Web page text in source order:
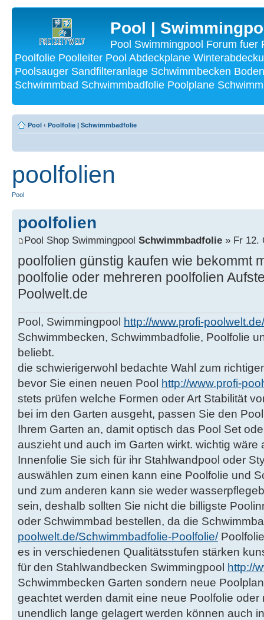
Pool |
Pool Swimmingpool Forum fuer
Poolfolie Poolleiter Pool Abdeckplane
Poolsauger Sandfilteranlage Schwimmbecken
Schwimmbad Schwimmbadfolie Poolplane
Pool ‹ Poolfolie | Schwimmbadfolie
poolfolien
Pool
poolfolien
Pool Shop Swimmingpool Schwimmbadfolie » Fr 12.
poolfolien günstig kaufen wie bekommt
poolfolie oder mehreren poolfolien
Poolwelt.de
Pool, Swimmingpool http://www.profi-
Schwimmbecken, Schwimmbadfolie, Poolfolie
beliebt.
die schwierigerwohl bedachte Wahl zum
bevor Sie einen neuen Pool http://www.profi-
stets prüfen welche Formen oder Art Stabilität
bei im den Garten ausgeht, passen Sie den
Ihrem Garten an, damit optisch das Pool Set
auszieht und auch im Garten wirkt. wichtig
Innenfolie Sie sich für ihr Stahlwandpool oder
auswählen zum einen kann eine Poolfolie und
und zum anderen kann sie weder
sein, deshalb sollten Sie nicht die billigste
oder Schwimmbad bestellen, da die
poolwelt.de/Schwimmbadfolie-Poolfolie/
es in verschiedenen Qualitätsstufen stärken
für den Stahlwandbecken Swimmingpool http://
Schwimmbecken Garten sondern neue
geachtet werden damit eine neue Poolfolie oder
unendlich lange gelagert werden können auch